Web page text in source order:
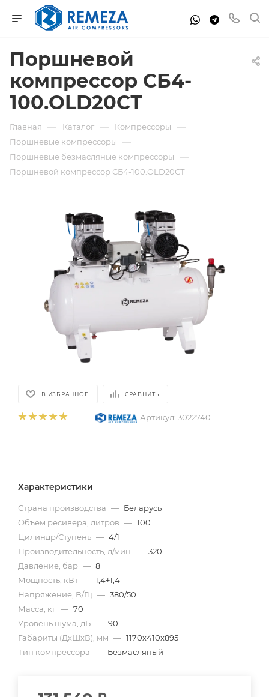
Поршневой
компрессор СБ4-
100.OLD20СТ
Главная — Каталог — Компрессоры —
Поршневые компрессоры —
Поршневые безмасляные компрессоры —
Поршневой компрессор СБ4-100.OLD20СТ
В ИЗБРАННОЕ СРАВНИТЬ
Артикул: 3022740
Характеристики
Страна производства — Беларусь
Объем ресивера, литров — 100
Цилиндр/Ступень — 4/1
Производительность, л/мин — 320
Давление, бар — 8
Мощность, кВт — 1,4+1,4
Напряжение, В/Гц — 380/50
Масса, кг — 70
Уровень шума, дБ — 90
Габариты (ДхШхВ), мм — 1170х410х895
Тип компрессора — Безмасляный